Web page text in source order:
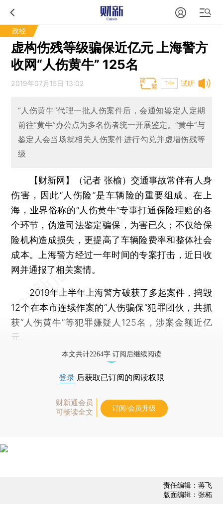
政经
虚构伤残等级骗保近亿元 上海警方
收网“人伤黄牛” 125名
试听
2019年07月15日 13:02 T中
“人伤黄牛”代理一批人伤案件后，会通知鉴定人定期
前往“黄牛”办公点为多名伤者统一开展鉴定。“黄牛”与
鉴定人会当场就相关人伤案件进行勾兑并虚增伤残等
级
【财新网】（记者 张榆） 交通事故常伴有人身
伤害，因此“人伤险”是车辆险的重要组成。在上
海，业界俗称的“人伤黄牛”专事打通保险理赔的各
个环节，伪造司法鉴定骗保，为害已久；不仅给保
险机构造成损失，更提高了车辆险费率和整体社会
成本。上海警方经过一年时间的专案打击，近日收
网并通报了相关案情。
2019年上半年上海警方破获了多起案件，捣毁
12个在本市连续作案的“人伤骗保”犯罪团伙，共抓
获“人伤黄牛”等犯罪嫌疑人125名，涉案金额近亿
元。
本文共计2264字 订阅后继续阅读
登录 后获取已订阅的阅读权限
财新通会员
可畅读全文
订阅/会员升级
责任编辑：蒋飞
版面编辑：张柘